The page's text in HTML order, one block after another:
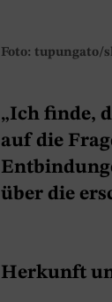
Foto: tupungato/
„Ich finde,
auf die
über die
Herkunft